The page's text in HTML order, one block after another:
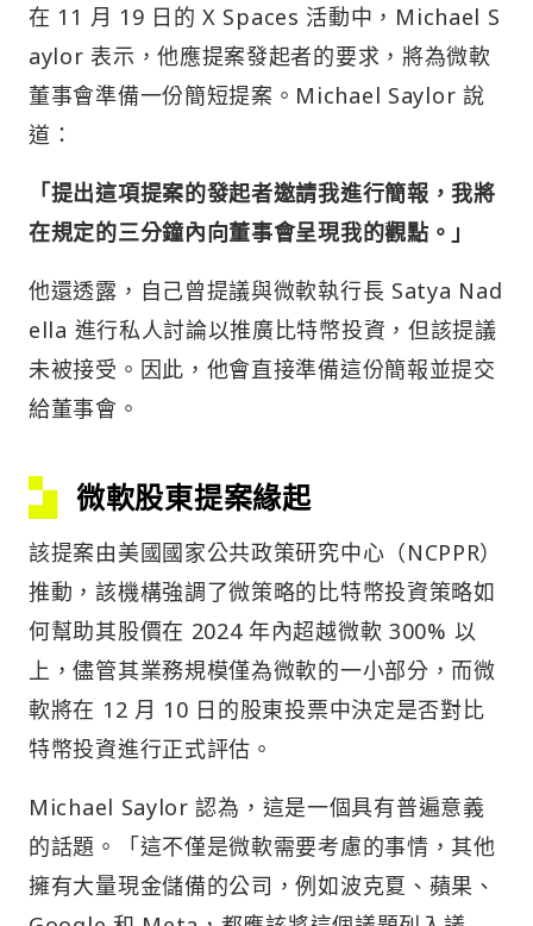
在 11 月 19 日的 X Spaces 活動中，Michael S
aylor 表示，他應提案發起者的要求，將為微軟
董事會準備一份簡短提案。Michael Saylor 說
道：
「提出這項提案的發起者邀請我進行簡報，我將
在規定的三分鐘內向董事會呈現我的觀點。」
他還透露，自己曾提議與微軟執行長 Satya Nad
ella 進行私人討論以推廣比特幣投資，但該提議
未被接受。因此，他會直接準備這份簡報並提交
給董事會。
微軟股東提案緣起
該提案由美國國家公共政策研究中心（NCPPR）
推動，該機構強調了微策略的比特幣投資策略如
何幫助其股價在 2024 年內超越微軟 300% 以
上，儘管其業務規模僅為微軟的一小部分，而微
軟將在 12 月 10 日的股東投票中決定是否對比
特幣投資進行正式評估。
Michael Saylor 認為，這是一個具有普遍意義
的話題。「這不僅是微軟需要考慮的事情，其他
擁有大量現金儲備的公司，例如波克夏、蘋果、